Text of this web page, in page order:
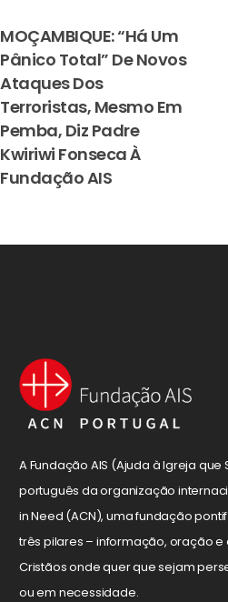
MOÇAMBIQUE: “Há Um
Pânico Total” De Novos
Ataques Dos
Terroristas, Mesmo Em
Pemba, Diz Padre
Kwiriwi Fonseca À
Fundação AIS
A Fundação AIS (Ajuda à Igreja
português da organização
in Need (ACN), uma fundação
três pilares – informação, oração
Cristãos onde quer que sejam
ou em necessidade.